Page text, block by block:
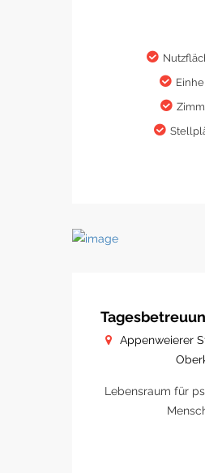
Appenweierer
Lebensraum für